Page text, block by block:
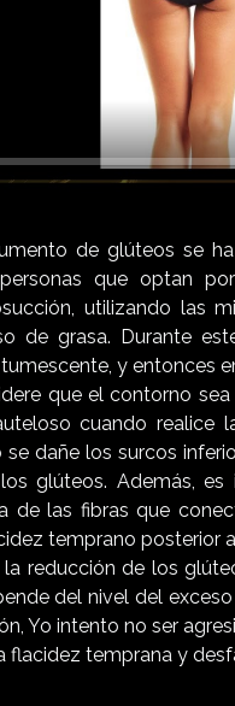
de glúteos se
que optan
utilizando las
de grasa. Durante
y entonces
que el contorno
cuando realice
se dañe los surcos
glúteos. Además,
de las fibras que
temprano posterior
la reducción de los
del nivel del
Yo intento no ser
flacidez temprana y